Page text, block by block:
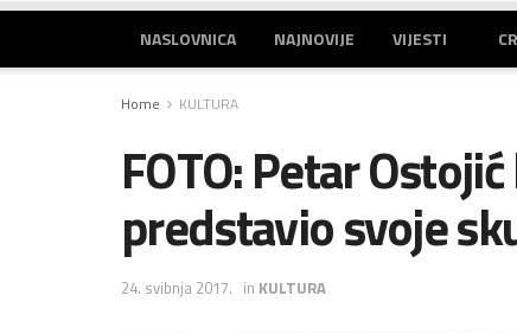
NASLOVNICA NAJNOVIJE VIJESTI
Home KULTURA
FOTO: Petar
predstavio svoje
24. svibnja 2017. in KULTURA